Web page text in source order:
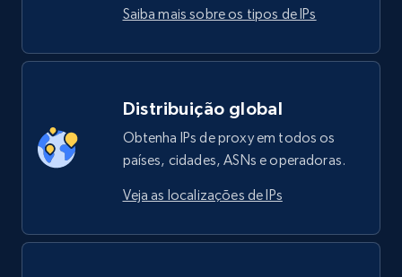
Saiba mais sobre os tipos de IPs
Distribuição global
Obtenha IPs de proxy em todos os
países, cidades, ASNs e operadoras.
Veja as localizações de IPs